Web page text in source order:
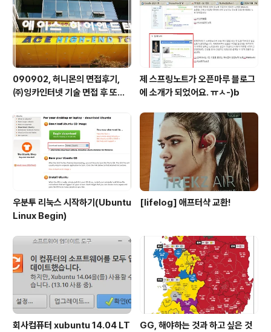
090902, 허니몬의 면접후기,
㈜잉카인터넷 기술 면접 후 또한
업!!
제 스프링노트가 오픈마루 블로그
에 소개가 되었어요. ㅠㅅ-)b
우분투 리눅스 시작하기(Ubuntu
Linux Begin)
[lifelog] 애프터샥 교환!
회사컴퓨터 xubuntu 14.04 LT
GG, 해야하는 것과 하고 싶은 것